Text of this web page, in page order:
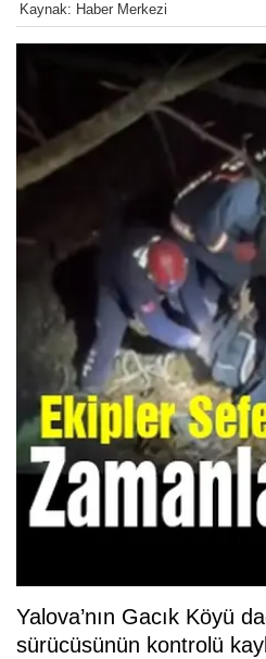
Kaynak: Haber Merkezi
Yalova’nın Gacık Köyü
sürücüsünün kontrolü